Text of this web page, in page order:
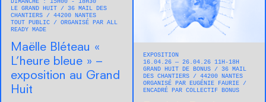
LE GRAND HUIT
36 MAIL DES
CHANTIERS
44200 NANTES
TOUT PUBLIC
ORGANISÉ PAR ALL
READY MADE
Maëlle Bléteau « ​
L’heure bleue » –
exposition au Grand
Huit
EXPOSITION
16.04.26 — 26.04.26 11H-18H
GRAND HUIT DE BONUS
36 MAIL
DES CHANTIERS
44200 NANTES
ORGANISÉ PAR EUGÉNIE FAURIE
ENCADRÉ PAR COLLECTIF BONUS